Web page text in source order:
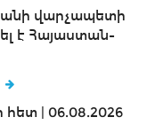
վարչապետի
է Հայաստան-
| 06.08.2026